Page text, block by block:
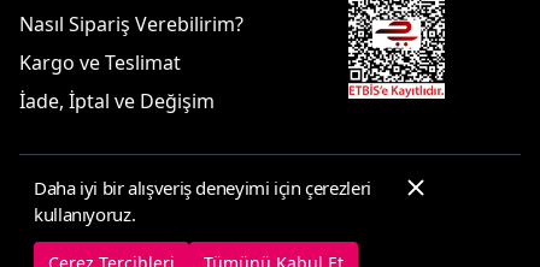
Nasıl Sipariş Verebilirim?
Kargo ve Teslimat
İade, İptal ve Değişim
© 2025 ElbiseBul -
Çerez Tercihleri Çerez Politikası
Daha iyi bir alışveriş deneyimi için çerezleri
kullanıyoruz.